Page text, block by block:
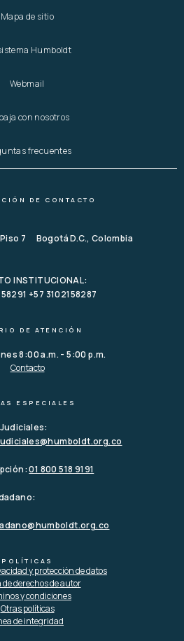
Mapa de sitio
Humboldt
Webmail
con nosotros
frecuentes
DE CONTACTO
7 Bogotá D.C., Colombia
INSTITUCIONAL:
+57 3102158287
DE ATENCIÓN
8:00 a.m. - 5:00 p.m.
Contacto
ESPECIALES
01 800 518 9191
POLÍTICAS
y protección de datos
de derechos de autor
y condiciones
Otras políticas
de integridad